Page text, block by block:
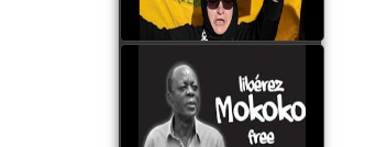
Le Général Mokoko est
l'unique légitimité
présidentielle du peuple
congolais